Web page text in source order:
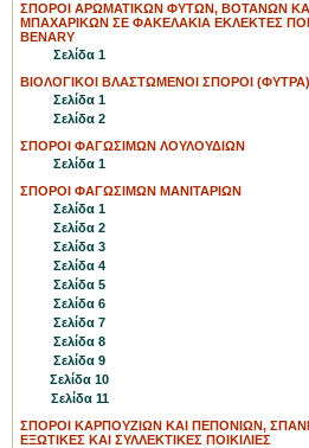
ΣΠΟΡΟΙ ΑΡΩΜΑΤΙΚΩΝ ΦΥΤΩΝ, ΒΟΤΑΝΩΝ
ΜΠΑΧΑΡΙΚΩΝ ΣΕ ΦΑΚΕΛΑΚΙΑ ΕΚΛΕΚΤΕΣ
BENARY
Σελίδα 1
ΒΙΟΛΟΓΙΚΟΙ ΒΛΑΣΤΩΜΕΝΟΙ ΣΠΟΡΟΙ (ΦΥΤΡΑ)
Σελίδα 1
Σελίδα 2
ΣΠΟΡΟΙ ΦΑΓΩΣΙΜΩΝ ΛΟΥΛΟΥΔΙΩΝ
Σελίδα 1
ΣΠΟΡΟΙ ΦΑΓΩΣΙΜΩΝ ΜΑΝΙΤΑΡΙΩΝ
Σελίδα 1
Σελίδα 2
Σελίδα 3
Σελίδα 4
Σελίδα 5
Σελίδα 6
Σελίδα 7
Σελίδα 8
Σελίδα 9
Σελίδα 10
Σελίδα 11
ΣΠΟΡΟΙ ΚΑΡΠΟΥΖΙΩΝ ΚΑΙ ΠΕΠΟΝΙΩΝ,
ΕΞΩΤΙΚΕΣ ΚΑΙ ΣΥΛΛΕΚΤΙΚΕΣ ΠΟΙΚΙΛΙΕΣ